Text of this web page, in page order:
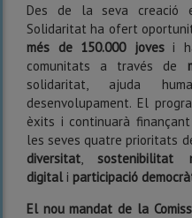
Des de la seva creació
Solidaritat ha ofert
més de 150.000 jovesi
comunitats a través de
solidaritat, ajuda
desenvolupament. El
èxits i continuarà
les seves quatre prioritats
diversitat ,sostenibilitat
digitali participació
El nou mandat de la